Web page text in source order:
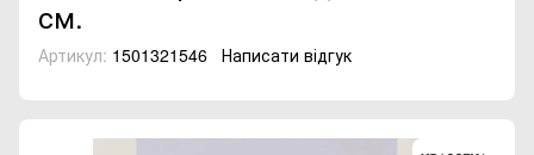
см.
Артикул: 1501321546 Написати відгук